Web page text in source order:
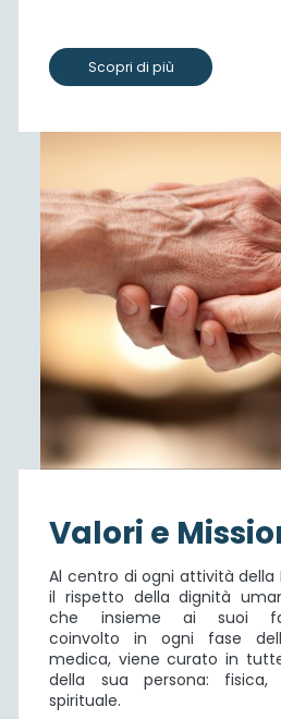
Scopri di più
Valori e
Al centro di ogni attività della
il rispetto della dignità
che insieme ai suoi
coinvolto in ogni fase
medica, viene curato in
della sua persona: fisica,
spirituale.